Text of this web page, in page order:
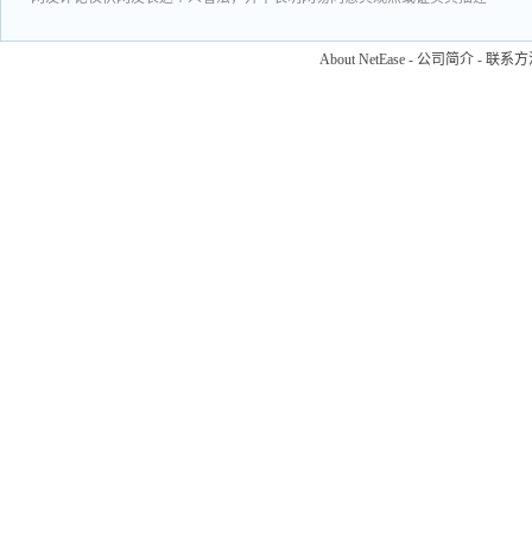
About NetEase - 公司简介 - 联系方